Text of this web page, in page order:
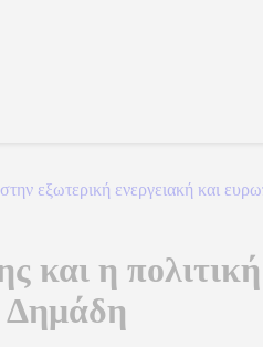
εξωτερική ενεργειακή και
και η
Δημάδη